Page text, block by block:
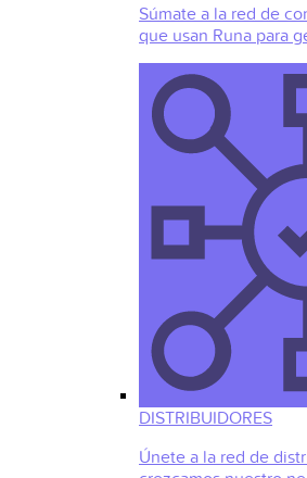
Súmate a la red de
que usan Runa para
DISTRIBUIDORES
Únete a la red de